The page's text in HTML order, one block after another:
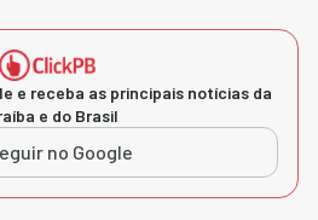
e receba as principais notícias da
e do Brasil
no Google